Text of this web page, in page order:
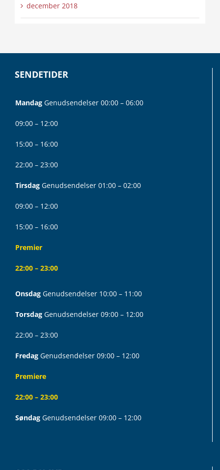
december 2018
SENDETIDER
Mandag Genudsendelser 00:00 – 06:00
09:00 – 12:00
15:00 – 16:00
22:00 – 23:00
Tirsdag Genudsendelser 01:00 – 02:00
09:00 – 12:00
15:00 – 16:00
Premier
22:00 – 23:00
Onsdag Genudsendelser 10:00 – 11:00
Torsdag Genudsendelser 09:00 – 12:00
22:00 – 23:00
Fredag Genudsendelser 09:00 – 12:00
Premiere
22:00 – 23:00
Søndag Genudsendelser 09:00 – 12:00